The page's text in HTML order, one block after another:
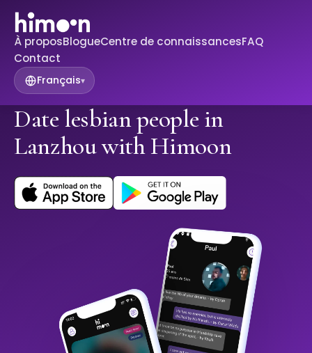
À proposBlogueCentre de connaissancesFAQ
Contact
Français▾
Date lesbian people in
Lanzhou with Himoon